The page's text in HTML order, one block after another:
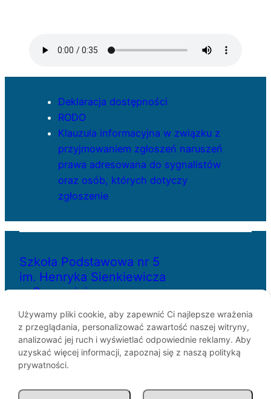
Deklaracja dostępności
RODO
Klauzula informacyjna w związku z
przyjmowaniem zgłoszeń naruszeń
prawa adresowana do sygnalistów
oraz osób, których dotyczy
zgłoszenie
Szkoła Podstawowa nr 5
im. Henryka Sienkiewicza
w Szczecinie
ul. Bł. Królowej Jadwigi 29
70-262 Szczecin
telefon: 91-433-30-07
e-mail: sp5@miasto.szczecin.pl
Używamy pliki cookie, aby zapewnić Ci najlepsze wrażenia
z przeglądania, personalizować zawartość naszej witryny,
analizować jej ruch i wyświetlać odpowiednie reklamy. Aby
uzyskać więcej informacji, zapoznaj się z naszą polityką
prywatności.